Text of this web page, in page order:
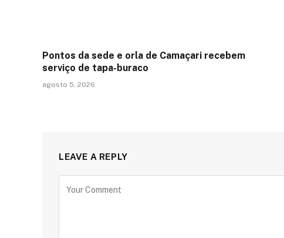
Pontos da sede e orla de Camaçari recebem
serviço de tapa-buraco
agosto 5, 2026
LEAVE A REPLY